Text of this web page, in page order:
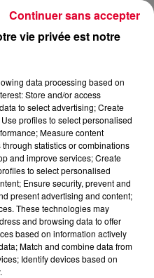
AVEC DARLIN’
Antony Harari
vie privée est notre
data processing based on
Store and/or access
to select advertising; Create
profiles to select personalised
Measure content
statistics or combinations
and improve services; Create
to select personalised
Ensure security, prevent and
present advertising and content;
These technologies may
and browsing data to offer
based on information actively
Match and combine data from
Identify devices based on
Continuer sans accepter